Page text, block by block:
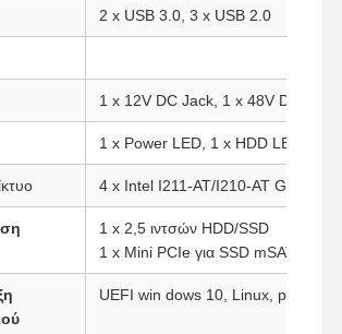
Εμάς
Εργοστασίων
2 x USB 3.0, 3 x USB 2.0
1 x 12V DC Jack, 1 x 48V DC Jack
1 x Power LED, 1 x HDD LED
4 x Intel I211-AT/I210-AT Gigabit
1 x 2,5 ιντσών HDD/SSD
1 x Mini PCIe για SSD mSATA
UEFI win dows 10, Linux, pfsense.